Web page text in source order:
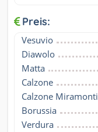
Preis:
Vesuvio
Diawolo
Matta
Calzone
Calzone Miramonti
Borussia
Verdura